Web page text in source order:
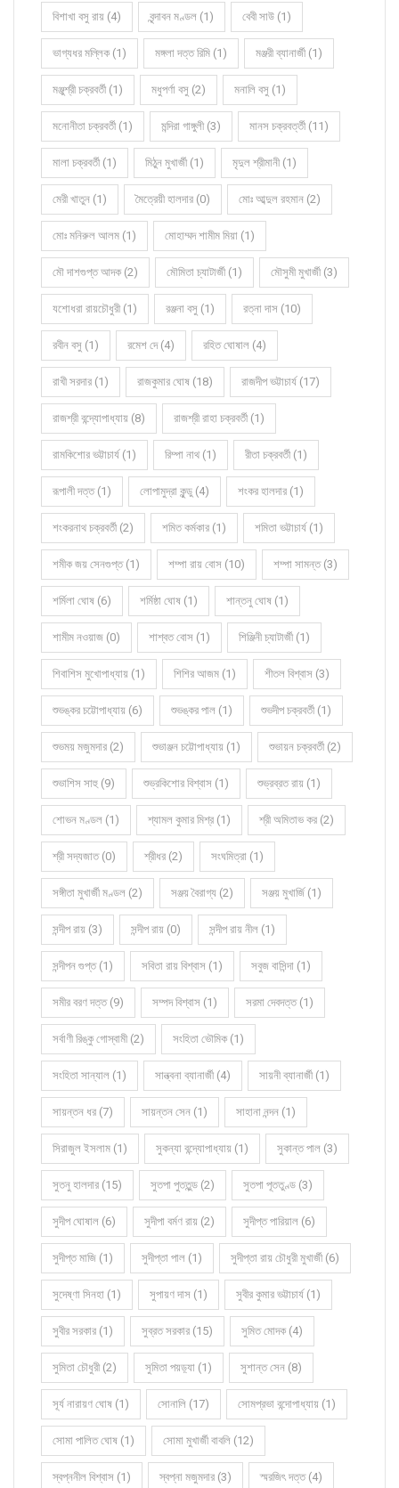
বিশাখা বসু রায় (4) বৃন্দাবন মণ্ডল (1) বেবী সাউ (1)
ভাগ্যধর মল্লিক (1) মঙ্গলা দত্ত রিমি (1) মঞ্জরী ব্যানার্জী (1)
মঞ্জুশ্রী চক্রবর্তী (1) মধুপর্ণা বসু (2) মনালি বসু (1)
মনোনীতা চক্রবর্তী (1) মন্দিরা গাঙ্গুলী (3) মানস চক্রবর্ত্তী (11)
মালা চক্রবর্তী (1) মিঠুন মুখার্জী (1) মৃদুল শ্রীমানী (1)
মেরী খাতুন (1) মৈত্রেয়ী হালদার (0) মোঃ আব্দুল রহমান (2)
মোঃ মনিরুল আলম (1) মোহাম্মদ শামীম মিয়া (1)
মৌ দাশগুপ্ত আদক (2) মৌমিতা চ্যাটার্জী (1) মৌসুমী মুখার্জী (3)
যশোধরা রায়চৌধুরী (1) রঞ্জনা বসু (1) রত্না দাস (10)
রবীন বসু (1) রমেশ দে (4) রহিত ঘোষাল (4)
রাখী সরদার (1) রাজকুমার ঘোষ (18) রাজদীপ ভট্টাচার্য (17)
রাজশ্রী বন্দ্যোপাধ্যায় (8) রাজশ্রী রাহা চক্রবর্তী (1)
রামকিশোর ভট্টাচার্য (1) রিম্পা নাথ (1) রীতা চক্রবর্তী (1)
রূপালী দত্ত (1) লোপামুদ্রা কুন্ডু (4) শংকর হালদার (1)
শংকরনাথ চক্রবর্তী (2) শমিত কর্মকার (1) শমিতা ভট্টাচার্য (1)
শমীক জয় সেনগুপ্ত (1) শম্পা রায় বোস (10) শম্পা সামন্ত (3)
শর্মিলা ঘোষ (6) শর্মিষ্ঠা ঘোষ (1) শান্তনু ঘোষ (1)
শামীম নওয়াজ (0) শাশ্বত বোস (1) শিঞ্জিনী চ্যাটার্জী (1)
শিবাশিস মুখোপাধ্যায় (1) শিশির আজম (1) শীতল বিশ্বাস (3)
শুভঙ্কর চট্টোপাধ্যায় (6) শুভঙ্কর পাল (1) শুভদীপ চক্রবর্তী (1)
শুভময় মজুমদার (2) শুভাঞ্জন চট্টোপাধ্যায় (1) শুভায়ন চক্রবর্তী (2)
শুভাশিস সাহু (9) শুভ্রকিশোর বিশ্বাস (1) শুভ্রব্রত রায় (1)
শোভন মণ্ডল (1) শ্যামল কুমার মিশ্র (1) শ্রী অমিতাভ কর (2)
শ্রী সদ্যজাত (0) শ্রীধর (2) সংঘমিত্রা (1)
সঙ্গীতা মুখার্জী মণ্ডল (2) সঞ্জয় বৈরাগ্য (2) সঞ্জয় মুখার্জি (1)
সন্দীপ রায় (3) সন্দীপ রায় (0) সন্দীপ রায় নীল (1)
সন্দীপন গুপ্ত (1) সবিতা রায় বিশ্বাস (1) সবুজ বাসিন্দা (1)
সমীর বরণ দত্ত (9) সম্পদ বিশ্বাস (1) সরমা দেবদত্ত (1)
সর্বাণী রিঙ্কু গোস্বামী (2) সংহিতা ভৌমিক (1)
সংহিতা সান্যাল (1) সান্ত্বনা ব্যানার্জী (4) সায়নী ব্যানার্জী (1)
সায়ন্তন ধর (7) সায়ন্তন সেন (1) সাহানা নন্দন (1)
সিরাজুল ইসলাম (1) সুকন্যা বন্দ্যোপাধ্যায় (1) সুকান্ত পাল (3)
সুতনু হালদার (15) সুতপা পুততুন্ড (2) সুতপা পূততুণ্ড (3)
সুদীপ ঘোষাল (6) সুদীপা বর্মণ রায় (2) সুদীপ্ত পারিয়াল (6)
সুদীপ্ত মাজি (1) সুদীপ্তা পাল (1) সুদীপ্তা রায় চৌধুরী মুখার্জী (6)
সুদেষ্ণা সিনহা (1) সুপায়ণ দাস (1) সুবীর কুমার ভট্টাচার্য (1)
সুবীর সরকার (1) সুব্রত সরকার (15) সুমিত মোদক (4)
সুমিতা চৌধুরী (2) সুমিতা পয়ড়্যা (1) সুশান্ত সেন (8)
সূর্য নারায়ণ ঘোষ (1) সোনালি (17) সোমপ্রভা বন্দোপাধ্যায় (1)
সোমা পালিত ঘোষ (1) সোমা মুখার্জী বাবলি (12)
স্বপ্ননীল বিশ্বাস (1) স্বপ্না মজুমদার (3) স্মরজিৎ দত্ত (4)